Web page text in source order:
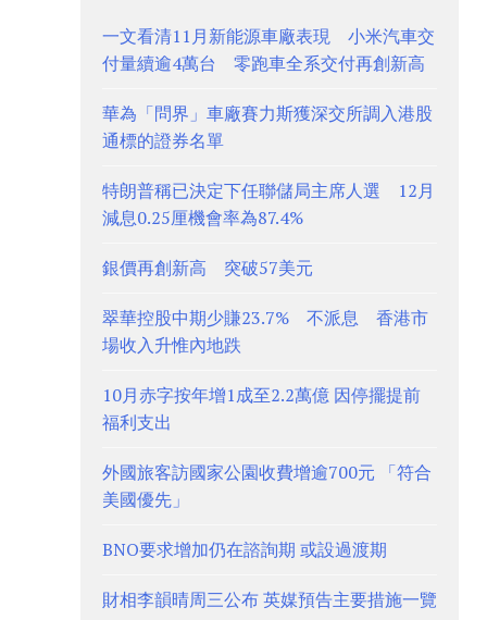
一文看清11月新能源車廠表現 小米汽車交
付量續逾4萬台 零跑車全系交付再創新高
華為「問界」車廠賽力斯獲深交所調入港股
通標的證券名單
特朗普稱已決定下任聯儲局主席人選 12月
減息0.25厘機會率為87.4%
銀價再創新高 突破57美元
翠華控股中期少賺23.7% 不派息 香港市
場收入升惟內地跌
10月赤字按年增1成至2.2萬億 因停擺提前
福利支出
外國旅客訪國家公園收費增逾700元 「符合
美國優先」
BNO要求增加仍在諮詢期 或設過渡期
財相李韻晴周三公布 英媒預告主要措施一覽